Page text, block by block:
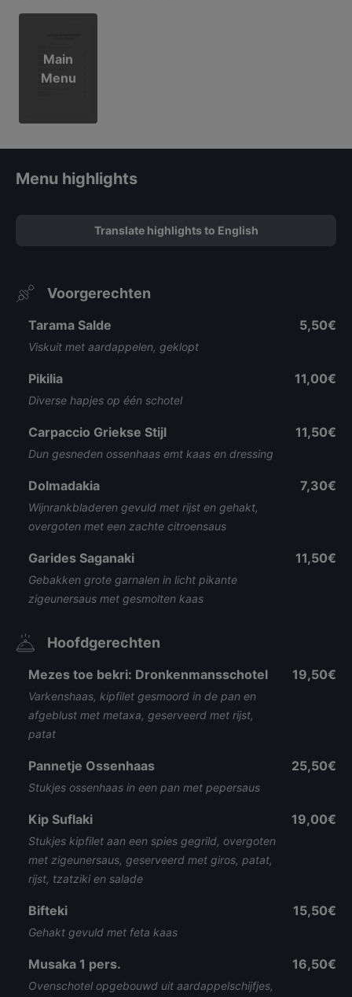
Main
Menu
Menu highlights
Translate highlights to English
Voorgerechten
Tarama Salde
Viskuit met aardappelen, geklopt
5,50€
Pikilia
Diverse hapjes op één schotel
11,00€
Carpaccio Griekse Stijl
Dun gesneden ossenhaas emt kaas en dressing
11,50€
Dolmadakia
Wijnrankbladeren gevuld met rijst en gehakt,
overgoten met een zachte citroensaus
7,30€
Garides Saganaki
Gebakken grote garnalen in licht pikante
zigeunersaus met gesmolten kaas
11,50€
Hoofdgerechten
Mezes toe bekri: Dronkenmansschotel
Varkenshaas, kipfilet gesmoord in de pan en
afgeblust met metaxa, geserveerd met rijst,
patat
19,50€
Pannetje Ossenhaas
Stukjes ossenhaas in een pan met pepersaus
25,50€
Kip Suflaki
Stukjes kipfilet aan een spies gegrild, overgoten
met zigeunersaus, geserveerd met giros, patat,
rijst, tzatziki en salade
19,00€
Bifteki
Gehakt gevuld met feta kaas
15,50€
Musaka 1 pers.
Ovenschotel opgebouwd uit aardappelschijfjes,
16,50€